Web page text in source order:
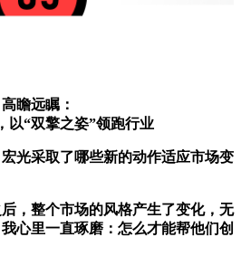
高瞻远瞩：
以“双擎之姿”领跑行业
光采取了哪些新的动作适应市场变
后，整个市场的风格产生了变化，无
心里一直琢磨：怎么才能帮他们创